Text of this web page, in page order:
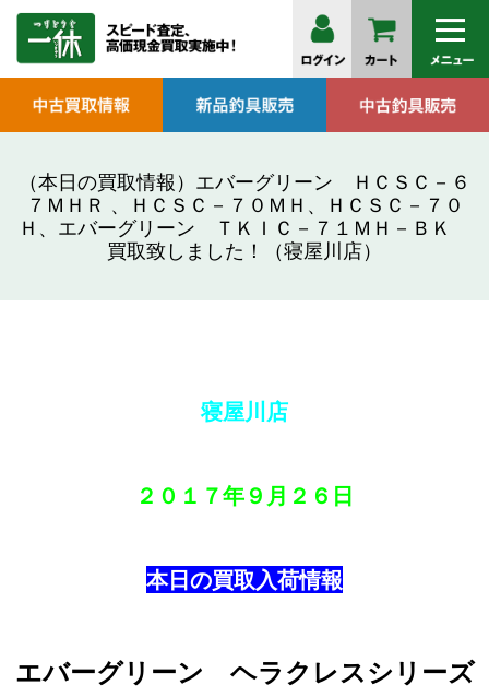
（本日の買取情報）エバーグリーン ＨＣＳＣ－６
７ＭＨＲ 、ＨＣＳＣ－７０ＭＨ、ＨＣＳＣ－７０
Ｈ、エバーグリーン ＴＫＩＣ－７１ＭＨ－ＢＫ
買取致しました！（寝屋川店）
寝屋川店
２０１７年 ９月２６ 日
本日の買取入荷情報
エバーグリーン ヘラクレスシリーズ